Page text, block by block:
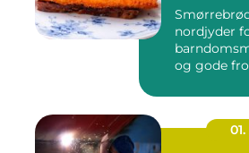
nordjyder
og gode